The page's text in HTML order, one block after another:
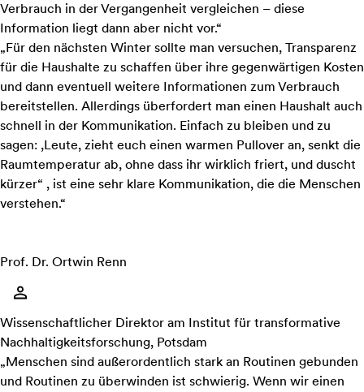
Verbrauch in der Vergangenheit vergleichen – diese
Information liegt dann aber nicht vor.“
„Für den nächsten Winter sollte man versuchen, Transparenz
für die Haushalte zu schaffen über ihre gegenwärtigen Kosten
und dann eventuell weitere Informationen zum Verbrauch
bereitstellen. Allerdings überfordert man einen Haushalt auch
schnell in der Kommunikation. Einfach zu bleiben und zu
sagen: ,Leute, zieht euch einen warmen Pullover an, senkt die
Raumtemperatur ab, ohne dass ihr wirklich friert, und duscht
kürzer“ , ist eine sehr klare Kommunikation, die die Menschen
verstehen.“
Prof. Dr. Ortwin Renn
Wissenschaftlicher Direktor am Institut für transformative
Nachhaltigkeitsforschung, Potsdam
„Menschen sind außerordentlich stark an Routinen gebunden
und Routinen zu überwinden ist schwierig. Wenn wir einen